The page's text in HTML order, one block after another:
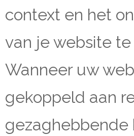
context en het
van je website
Wanneer uw
gekoppeld aan
gezaghebbende